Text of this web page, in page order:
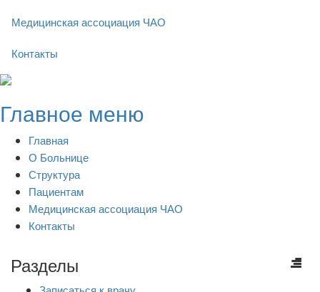
Медицинская ассоциация ЧАО
Контакты
Skip
content
Главное меню
Главная
О Больнице
Структура
Пациентам
Медицинская ассоциация ЧАО
Контакты
Разделы